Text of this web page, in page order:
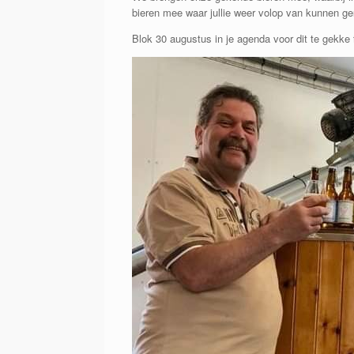
bieren mee waar jullie weer volop van kunnen
Blok 30 augustus in je agenda voor dit te